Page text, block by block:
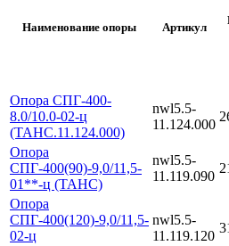
Наименование опоры Артикул
Опора СПГ-400-
8.0/10.0-02-ц
(ТАНС.11.124.000)
nwl5.5-
11.124.000
Опора
СПГ-400(90)-9,0/11,5-
01**-ц (ТАНС)
nwl5.5-
11.119.090
Опора
СПГ-400(120)-9,0/11,5-
02-ц
nwl5.5-
11.119.120